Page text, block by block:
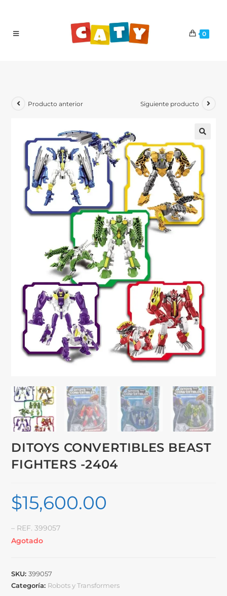
0
Producto anterior Siguiente producto
DITOYS CONVERTIBLES BEAST
FIGHTERS -2404
$15,600.00
– REF. 399057
Agotado
SKU:399057
Categoría: Robots y Transformers